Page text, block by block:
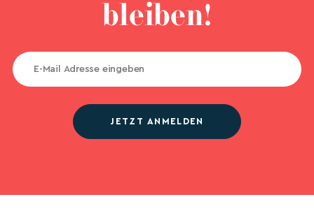
bleiben!
JETZT ANMELDEN